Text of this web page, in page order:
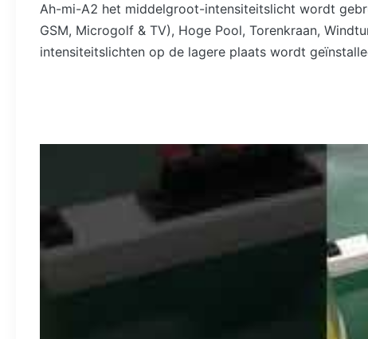
Ah-mi-A2 het middelgroot-intensiteitslicht wordt
GSM, Microgolf & TV), Hoge Pool, Torenkraan,
intensiteitslichten op de lagere plaats wordt